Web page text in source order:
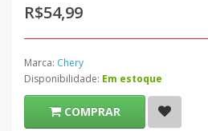
R$54,99
Marca: Chery
Disponibilidade: Em estoque
COMPRAR